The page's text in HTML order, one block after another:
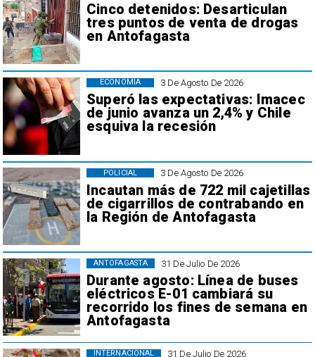
Cinco detenidos: Desarticulan
tres puntos de venta de drogas
en Antofagasta
3 De Agosto De 2026
Superó las expectativas: Imacec
de junio avanza un 2,4% y Chile
esquiva la recesión
ECONOMÍA
3 De Agosto De 2026
Incautan más de 722 mil cajetillas
de cigarrillos de contrabando en
la Región de Antofagasta
POLICIAL
31 De Julio De 2026
Durante agosto: Línea de buses
eléctricos E-01 cambiará su
recorrido los fines de semana en
Antofagasta
ANTOFAGASTA
31 De Julio De 2026
INTERNACIONAL